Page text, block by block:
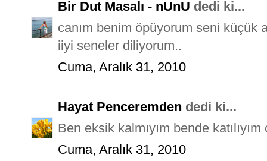
Bir Dut Masalı - nUnU dedi ki...
canım benim öpüyorum seni küçük
iiyi seneler diliyorum..
Cuma, Aralık 31, 2010
Hayat Penceremden dedi ki...
Ben eksik kalmıyım bende
Cuma, Aralık 31, 2010